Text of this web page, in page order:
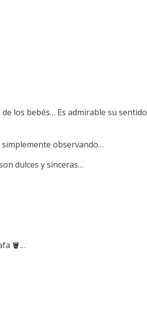
los bebés… Es admirable su sentido
simplemente observando…
dulces y sinceras…
🪣…